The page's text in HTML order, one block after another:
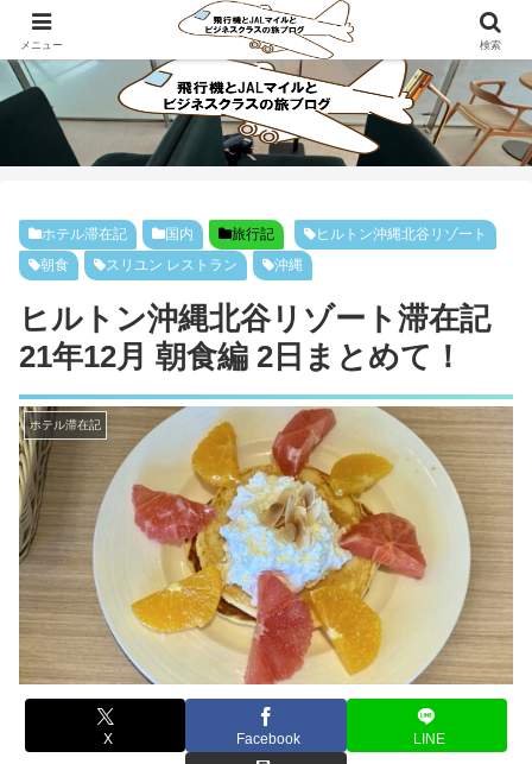
ビジネスクラスで旅にでよう！！
ホテル滞在記 国内 旅行記
ヒルトン沖縄北谷リゾート
朝食
スリユン レストラン 沖縄
ヒルトン沖縄北谷リゾート滞在記
21年12月 朝食編 2日まとめて！
ホテル滞在記
X Facebook LINE
メニュー 検索